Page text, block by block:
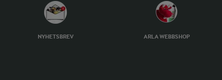
NYHETSBREV ARLA WEBBSHOP